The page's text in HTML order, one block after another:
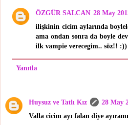
ÖZGÜR SALCAN 28 May
ilişkinin cicim aylarında
ama ondan sonra da boyle
ilk vampie verecegim.. söz!! :))
Yanıtla
Huysuz ve Tatlı Kız
28 May
Valla cicim ayı falan diye